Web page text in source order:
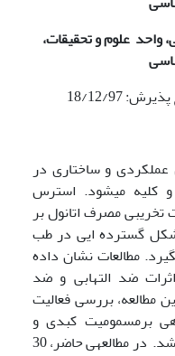
واحد علوم و تحقیقات،
عملکردی و ساختاری در
و کلیه می­شود. استرس
تخریبی مصرف اتانول بر
گسترده ایی در طب
مطالعات نشان داده
ضد التهابی و ضد
مطالعه، بررسی فعالیت
برمسمومیت کبدی و
کلیوی القا شده با اتانول در رَت­ها، می­باشد. در مطالعه­ی حاضر، 30